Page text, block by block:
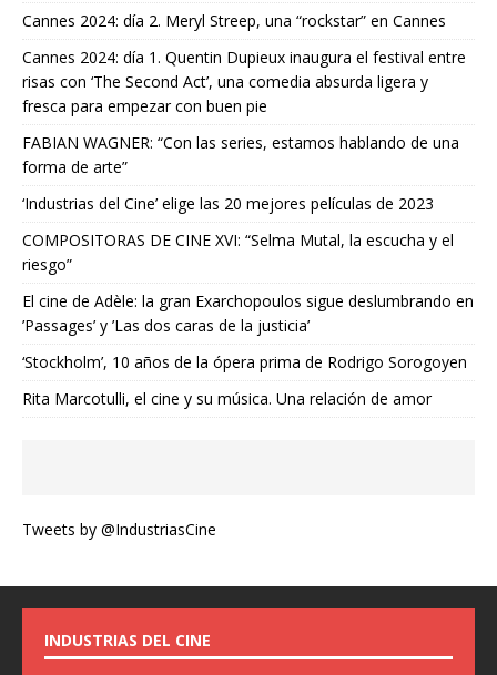
Cannes 2024: día 2. Meryl Streep, una “rockstar” en Cannes
Cannes 2024: día 1. Quentin Dupieux inaugura el festival entre
risas con ‘The Second Act’, una comedia absurda ligera y
fresca para empezar con buen pie
FABIAN WAGNER: “Con las series, estamos hablando de una
forma de arte”
‘Industrias del Cine’ elige las 20 mejores películas de 2023
COMPOSITORAS DE CINE XVI: “Selma Mutal, la escucha y el
riesgo”
El cine de Adèle: la gran Exarchopoulos sigue deslumbrando en
’Passages’ y ’Las dos caras de la justicia’
‘Stockholm’, 10 años de la ópera prima de Rodrigo Sorogoyen
Rita Marcotulli, el cine y su música. Una relación de amor
Tweets by @IndustriasCine
INDUSTRIAS DEL CINE